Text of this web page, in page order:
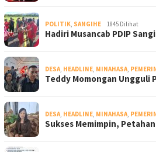
POLITIK, SANGIHE 1845 Dilihat
Hadiri Musancab PDIP
DESA, HEADLINE, MINAHASA,
Teddy Momongan Ungguli
DESA, HEADLINE, MINAHASA,
Sukses Memimpin,